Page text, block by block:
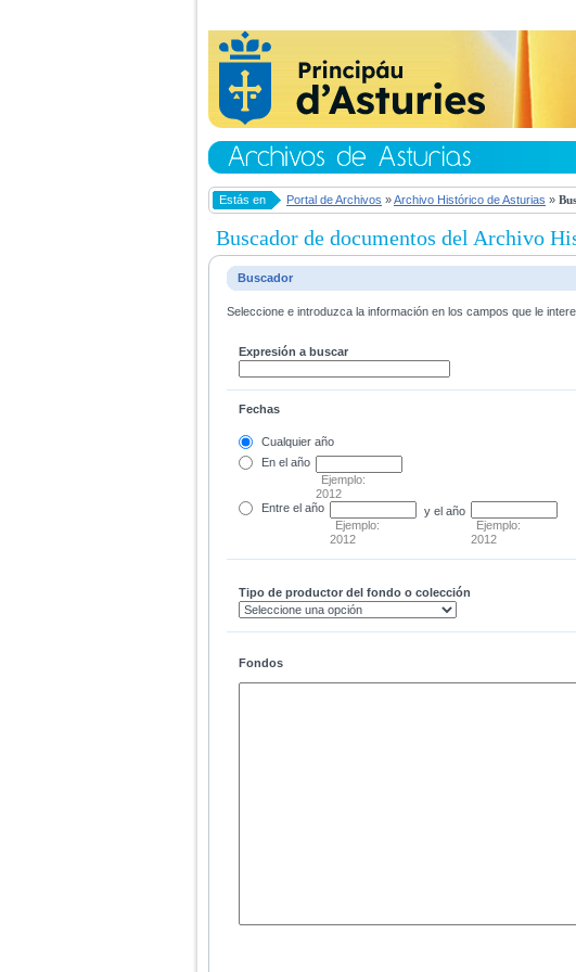
Estás en Portal de Archivos »Archivo Histórico de Asturias »
Buscador de documentos del Archivo
Buscador
Seleccione e introduzca la información en los campos que le
Expresión a buscar
Fechas
Cualquier año
En el año
Ejemplo:
2012
Entre el año
Ejemplo:
2012
y el año
Ejemplo:
2012
Tipo de productor del fondo o colección
Fondos